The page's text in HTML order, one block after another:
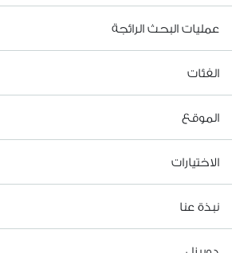
عمليات البحث الرائجة
الفئات
الموقع
الاختيارات
نبذة عنا